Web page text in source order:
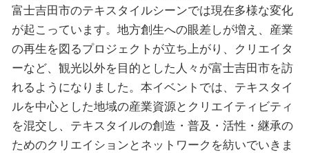
富士吉田市のテキスタイルシーンでは現在多様な変化
が起こっています。地方創生への眼差しが増え、産業
の再生を図るプロジェクトが立ち上がり、クリエイタ
ーなど、観光以外を目的とした人々が富士吉田市を訪
れるようになりました。本イベントでは、テキスタイ
ルを中心とした地域の産業資源とクリエイティビティ
を混交し、テキスタイルの創造・普及・活性・継承の
ためのクリエイションとネットワークを紡いでいきま